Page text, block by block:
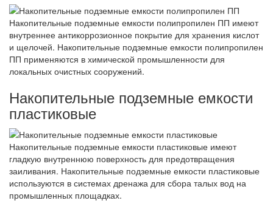
Накопительные подземные емкости полипропилен ПП имеют
внутреннее антикоррозионное покрытие для хранения кислот
и щелочей. Накопительные подземные емкости полипропилен
ПП применяются в химической промышленности для
локальных очистных сооружений.
Накопительные подземные емкости
пластиковые
Накопительные подземные емкости пластиковые имеют
гладкую внутреннюю поверхность для предотвращения
заиливания. Накопительные подземные емкости пластиковые
используются в системах дренажа для сбора талых вод на
промышленных площадках.